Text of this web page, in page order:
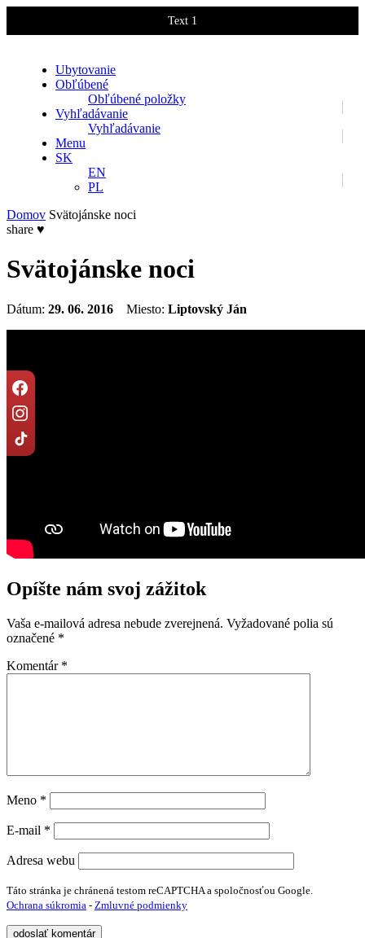
Text 1
Ubytovanie
Obľúbené
Obľúbené položky
Vyhľadávanie
Vyhľadávanie
Menu
SK
EN
PL
Domov Svätojánske noci
share ♥
Svätojánske noci
Dátum: 29. 06. 2016 Miesto: Liptovský Ján
Opíšte nám svoj zážitok
Vaša e-mailová adresa nebude zverejnená. Vyžadované polia sú
označené *
Komentár *
Meno *
E-mail *
Adresa webu
Táto stránka je chránená testom reCAPTCHA a spoločnosťou Google.
Ochrana súkromia - Zmluvné podmienky